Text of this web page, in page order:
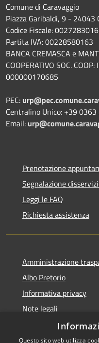
Comune di Caravaggio
Piazza Garibaldi, 9 - 24043
Codice Fiscale:
Partita IVA: 00228580163
BANCA CREMASCA e
COOPERATIVO SOC.
000000170685
PEC:
Centralino Unico: +39 0363
Email:
Prenotazione
Segnalazione
Leggi le FAQ
Richiesta assistenza
Amministrazione
Albo Pretorio
Informativa privacy
Note legali
Dichiarazione di
Questo sito web utilizza